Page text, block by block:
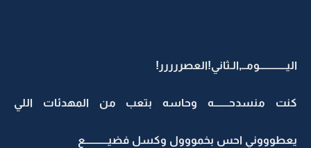
اليـــــــــــــومــ,الـثاني!العصررررر!
كنت منسدحـــــــه وحاسه بتعب من المهدئات اللي
يعطوووني احس بخمووول وكسل فضيـــــــــــع